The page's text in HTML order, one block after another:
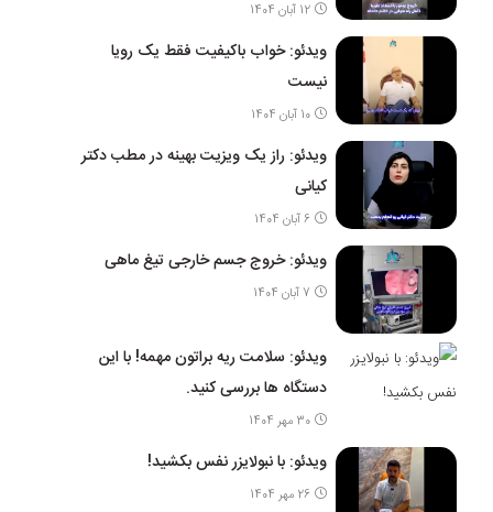
12 آبان 1404
ویدئو: خواب باکیفیت فقط یک رویا
نیست
10 آبان 1404
ویدئو: راز یک ویزیت بهینه در مطب دکتر
کیانی
6 آبان 1404
ویدئو: خروج جسم خارجی تیغ ماهی
7 آبان 1404
ویدئو: سلامت ریه براتون مهمه! با این
دستگاه ها بررسی کنید.
30 مهر 1404
ویدئو: با نبولایزر نفس بکشید!
26 مهر 1404